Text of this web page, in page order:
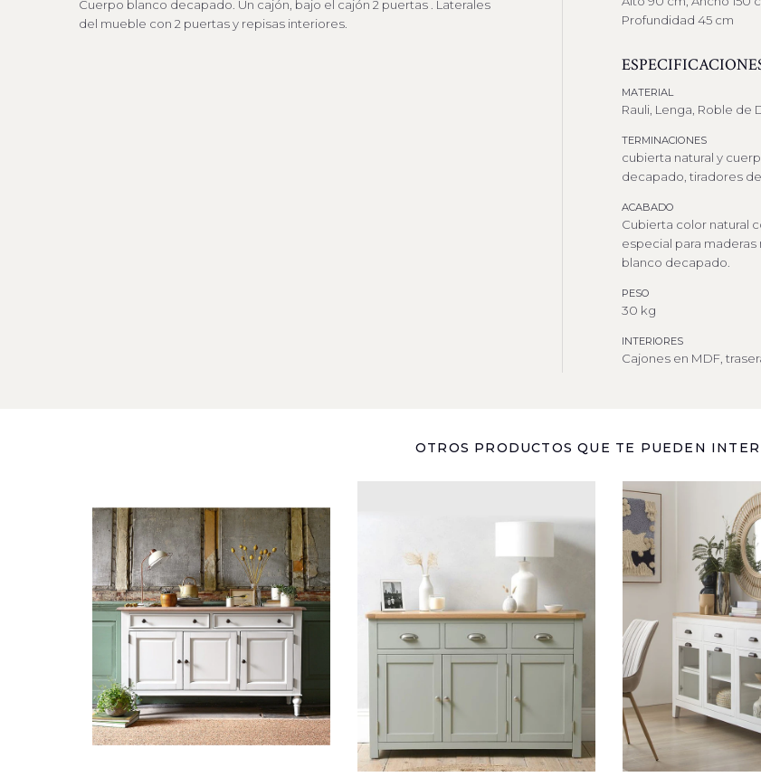
Cuerpo blanco decapado. Un cajón, bajo el cajón 2 puertas . Laterales
del mueble con 2 puertas y repisas interiores.
Profundidad 45 cm
MATERIAL
Rauli, Lenga, Roble de
TERMINACIONES
cubierta natural y
decapado, tiradores
ACABADO
Cubierta color natural
especial para maderas
blanco decapado.
PESO
30 kg
INTERIORES
Cajones en MDF,
OTROS PRODUCTOS QUE TE PUEDEN